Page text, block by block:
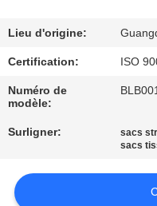
LA
QUALITÉ
DEMANDE
DE
Lieu d'origine:
Certification: ISO
Numéro de
modèle:
Surligner: sacs
sacs